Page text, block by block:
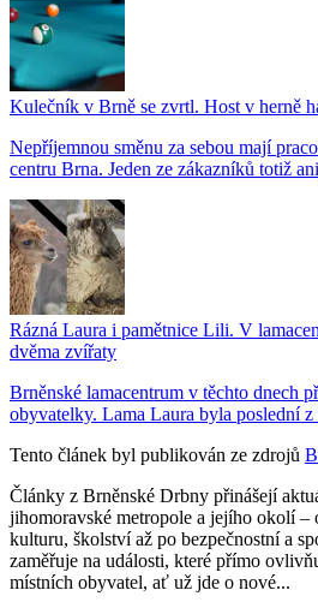
Kulečník v Brně se zvrtl. Host v herně
Nepříjemnou směnu za sebou mají
centru Brna. Jeden ze zákazníků totiž
Rázná Laura i pamětnice Lili. V
dvěma zvířaty
Brněnské lamacentrum v těchto dnech
obyvatelky. Lama Laura byla poslední z
Tento článek byl publikován ze zdrojů
Články z Brněnské Drbny přinášejí
jihomoravské metropole a jejího okolí –
kulturu, školství až po bezpečnostní a
zaměřuje na události, které přímo
místních obyvatel, ať už jde o nové...